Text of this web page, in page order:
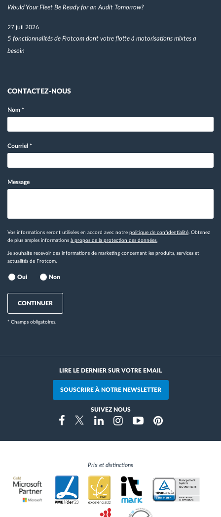
Would Your Fleet Be Ready for an Audit Tomorrow?
27 juil 2026
5 fonctionnalités de Frotcom dont votre flotte à motorisations mixtes a
besoin
CONTACTEZ-NOUS
Nom *
Courriel *
Message
Vos informations seront utilisées en accord avec notre politique de confidentialité. Obtenez
de plus amples informations à propos de la protection des données.
Je souhaite recevoir des informations de marketing concernant les produits, services et
actualités de Frotcom.
Oui Non
CONTINUER
* Champs obligatoires.
LIRE LE DERNIER SUR VOTRE EMAIL
SOUSCRIRE À NOTRE NEWSLETTER
SUIVEZ NOUS
FacebookTwitterLinkedinInstragramYoutubePinterest
Prix et distinctions